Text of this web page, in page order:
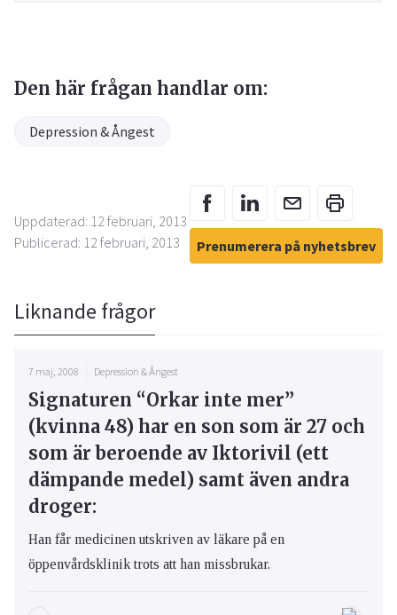
Den här frågan handlar om:
Depression & Ångest
Uppdaterad: 12 februari, 2013
Publicerad: 12 februari, 2013
Prenumerera på nyhetsbrev
Liknande frågor
7 maj, 2008 Depression & Ångest
Signaturen “Orkar inte mer”
(kvinna 48) har en son som är 27 och
som är beroende av Iktorivil (ett
dämpande medel) samt även andra
droger:
Han får medicinen utskriven av läkare på en
öppenvårdsklinik trots att han missbrukar.